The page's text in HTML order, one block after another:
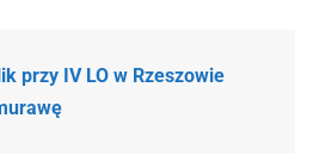
przy IV LO w Rzeszowie